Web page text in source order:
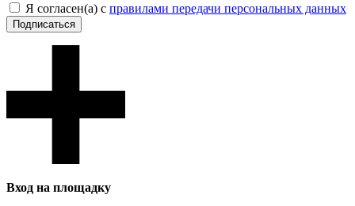
Я согласен(а) с правилами передачи персональных данных
Подписаться
Вход на площадку